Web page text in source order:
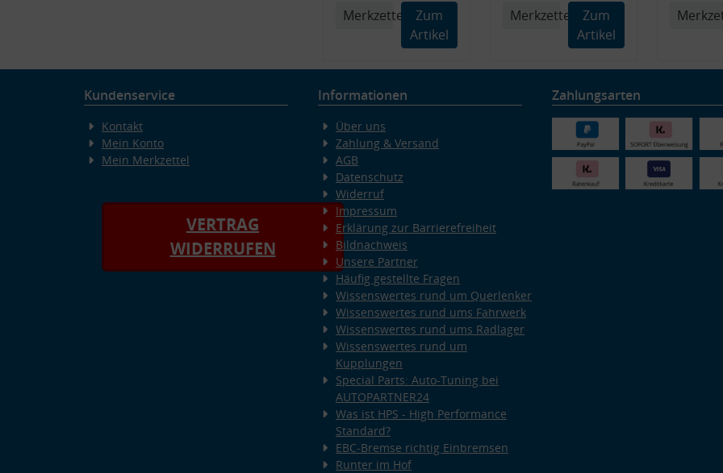
Merkzettel
Zum
Artikel
Merkzettel
Zum
Artikel
Kundenservice
Kontakt
Mein Konto
Mein Merkzettel
VERTRAG
WIDERRUFEN
Informationen
Über uns
Zahlung & Versand
AGB
Datenschutz
Widerruf
Impressum
Erklärung zur Barrierefreiheit
Bildnachweis
Unsere Partner
Häufig gestellte Fragen
Wissenswertes rund um Querlenker
Wissenswertes rund ums Fahrwerk
Wissenswertes rund ums Radlager
Wissenswertes rund um
Kupplungen
Special Parts: Auto-Tuning bei
AUTOPARTNER24
Was ist HPS - High Performance
Standard?
EBC-Bremse richtig Einbremsen
Runter im Hof
Zahlungsarten